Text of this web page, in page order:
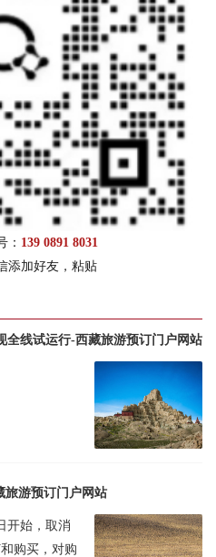
： 139 0891 8031
添加好友，粘贴
全线试运行-西藏旅游预订门户网站
旅游预订门户网站
开始，取消
购买，对购